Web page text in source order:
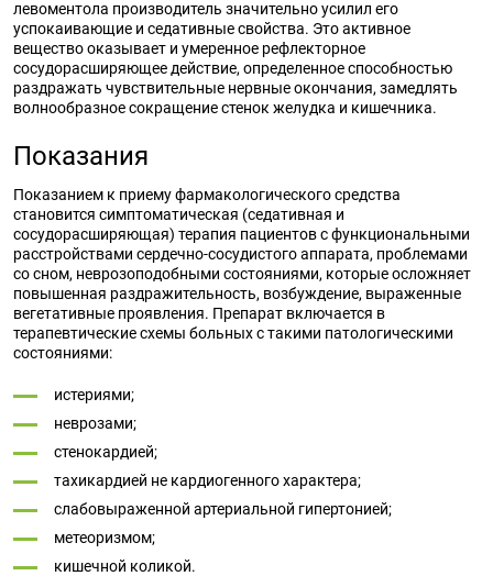
левоментола производитель значительно усилил его
успокаивающие и седативные свойства. Это активное
вещество оказывает и умеренное рефлекторное
сосудорасширяющее действие, определенное способностью
раздражать чувствительные нервные окончания, замедлять
волнообразное сокращение стенок желудка и кишечника.
Показания
Показанием к приему фармакологического средства
становится симптоматическая (седативная и
сосудорасширяющая) терапия пациентов с функциональными
расстройствами сердечно-сосудистого аппарата, проблемами
со сном, неврозоподобными состояниями, которые осложняет
повышенная раздражительность, возбуждение, выраженные
вегетативные проявления. Препарат включается в
терапевтические схемы больных с такими патологическими
состояниями:
истериями;
неврозами;
стенокардией;
тахикардией не кардиогенного характера;
слабовыраженной артериальной гипертонией;
метеоризмом;
кишечной коликой.